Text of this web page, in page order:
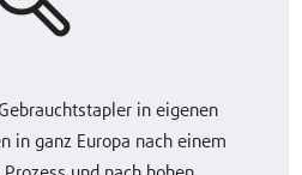
in eigenen
in ganz Europa nach einem